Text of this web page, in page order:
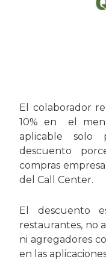
El colaborador
10% en el
aplicable solo
descuento
compras
del Call Center.
El descuento
restaurantes, no
ni agregadores
en las